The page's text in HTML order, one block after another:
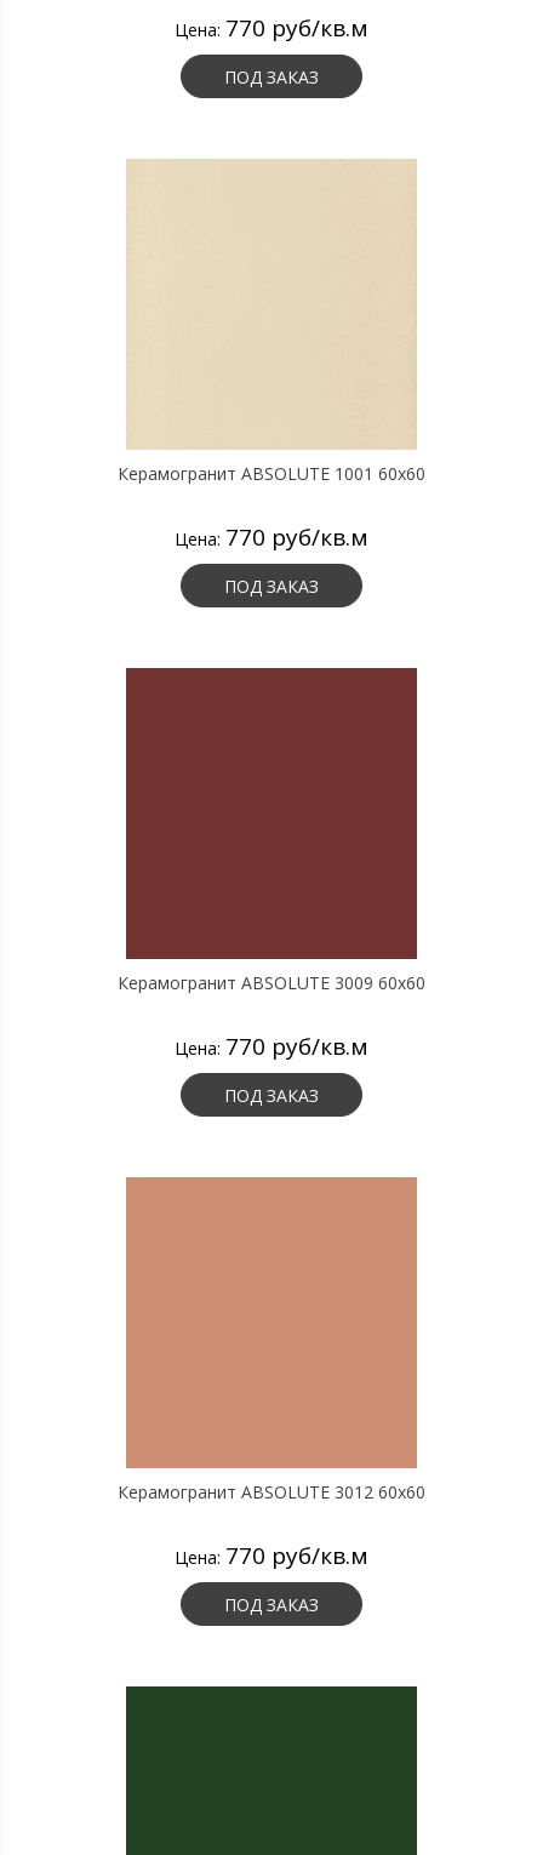
Цена: 770 руб/кв.м
ПОД ЗАКАЗ
Керамогранит ABSOLUTE 1001 60х60
Цена: 770 руб/кв.м
ПОД ЗАКАЗ
Керамогранит ABSOLUTE 3009 60х60
Цена: 770 руб/кв.м
ПОД ЗАКАЗ
Керамогранит ABSOLUTE 3012 60х60
Цена: 770 руб/кв.м
ПОД ЗАКАЗ